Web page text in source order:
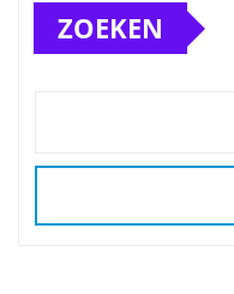
ZOEKEN